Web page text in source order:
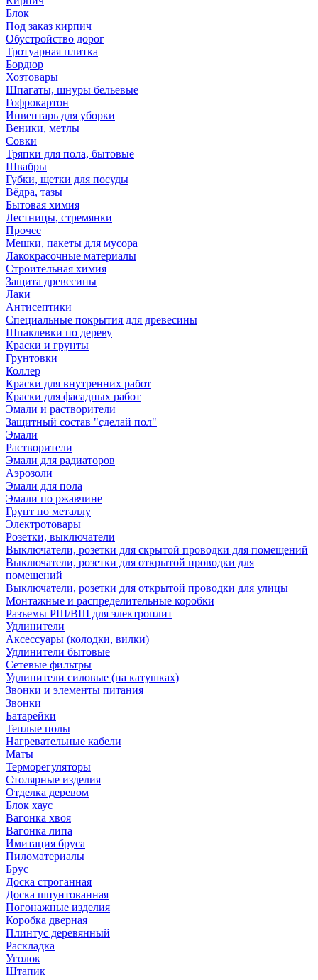
Блок
Под заказ кирпич
Обустройство дорог
Тротуарная плитка
Бордюр
Хозтовары
Шпагаты, шнуры бельевые
Гофрокартон
Инвентарь для уборки
Веники, метлы
Совки
Тряпки для пола, бытовые
Швабры
Губки, щетки для посуды
Вёдра, тазы
Бытовая химия
Лестницы, стремянки
Прочее
Мешки, пакеты для мусора
Лакокрасочные материалы
Строительная химия
Защита древесины
Лаки
Антисептики
Специальные покрытия для древесины
Шпаклевки по дереву
Краски и грунты
Грунтовки
Коллер
Краски для внутренних работ
Краски для фасадных работ
Эмали и растворители
Защитный состав "сделай пол"
Эмали
Растворители
Эмали для радиаторов
Аэрозоли
Эмали для пола
Эмали по ржавчине
Грунт по металлу
Электротовары
Розетки, выключатели
Выключатели, розетки для скрытой проводки для помещений
Выключатели, розетки для открытой проводки для
помещений
Выключатели, розетки для открытой проводки для улицы
Монтажные и распределительные коробки
Разъемы РШ/ВШ для электроплит
Удлинители
Аксессуары (колодки, вилки)
Удлинители бытовые
Сетевые фильтры
Удлинители силовые (на катушках)
Звонки и элементы питания
Звонки
Батарейки
Теплые полы
Нагревательные кабели
Маты
Терморегуляторы
Столярные изделия
Отделка деревом
Блок хаус
Вагонка хвоя
Вагонка липа
Имитация бруса
Пиломатериалы
Брус
Доска строганная
Доска шпунтованная
Погонажные изделия
Коробка дверная
Плинтус деревянный
Раскладка
Уголок
Штапик